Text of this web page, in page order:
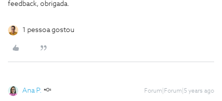
feedback, obrigada.
1 pessoa gostou
Ana P. Forum|Forum|5 years ago